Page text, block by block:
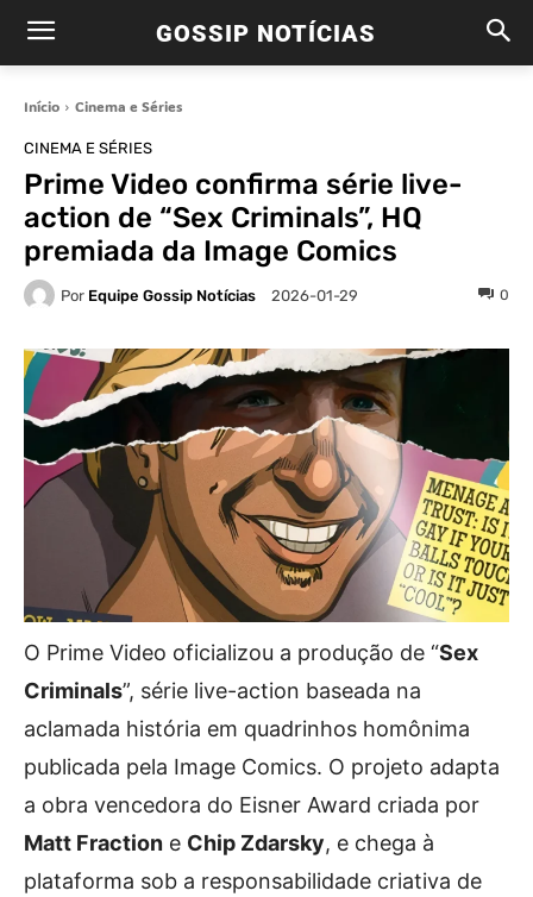
GOSSIP NOTÍCIAS
Início Cinema e Séries
CINEMA E SÉRIES
Prime Video confirma série live-
action de “Sex Criminals”, HQ
premiada da Image Comics
Por Equipe Gossip Notícias 2026-01-29 0
O Prime Video oficializou a produção de “Sex
Criminals”, série live-action baseada na
aclamada história em quadrinhos homônima
publicada pela Image Comics. O projeto adapta
a obra vencedora do Eisner Award criada por
Matt Fraction e Chip Zdarsky, e chega à
plataforma sob a responsabilidade criativa de